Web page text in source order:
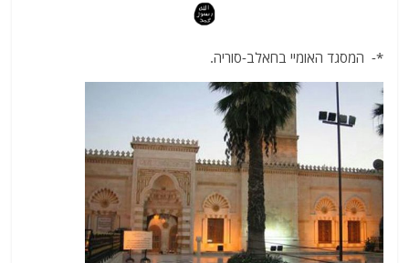
*- המסגד האומיי בחאלב-סוריה.